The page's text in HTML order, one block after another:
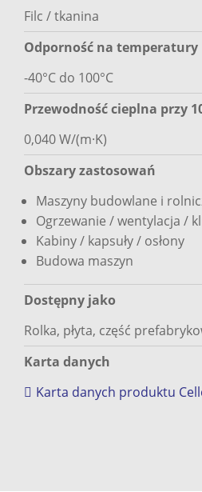
Filc / tkanina
Odporność na temperatury
-40°C do 100°C
Przewodność cieplna przy
0,040 W/(m·K)
Obszary zastosowań
Maszyny budowlane i
Ogrzewanie / wentylacja /
Kabiny / kapsuły / osłony
Budowa maszyn
Dostępny jako
Rolka, płyta, część
Karta danych
Karta danych produktu